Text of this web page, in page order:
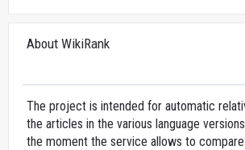
About WikiRank
The project is intended for automatic
the articles in the various language
the moment the service allows to